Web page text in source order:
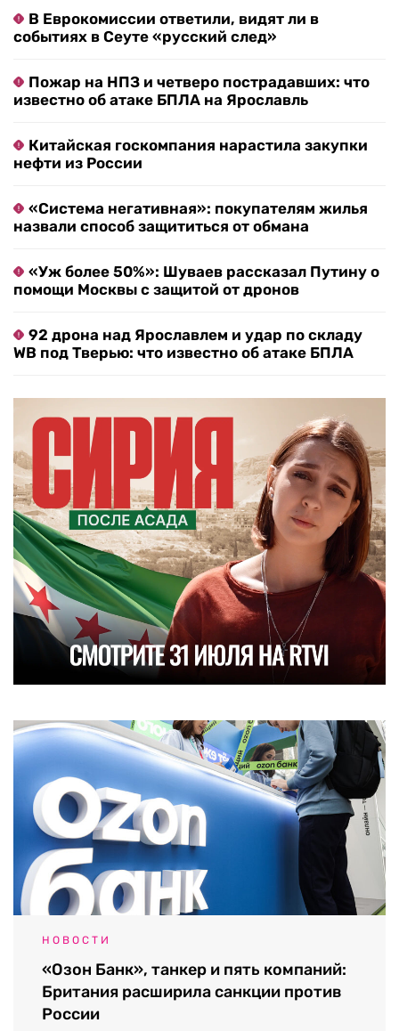
В Еврокомиссии ответили, видят ли в
событиях в Сеуте «русский след»
Пожар на НПЗ и четверо пострадавших: что
известно об атаке БПЛА на Ярославль
Китайская госкомпания нарастила закупки
нефти из России
«Система негативная»: покупателям жилья
назвали способ защититься от обмана
«Уж более 50%»: Шуваев рассказал Путину о
помощи Москвы с защитой от дронов
92 дрона над Ярославлем и удар по складу
WB под Тверью: что известно об атаке БПЛА
НОВОСТИ
«Озон Банк», танкер и пять компаний:
Британия расширила санкции против
России